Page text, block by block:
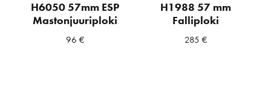
H6050 57mm ESP
Mastonjuuriploki
96 €
H1988 57 mm
Falliploki
285 €